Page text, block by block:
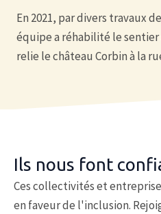
En 2021, par divers travaux
équipe a réhabilité le
relie le château Corbin à la
Ils nous font
Ces collectivités et
en faveur de l'inclusion.